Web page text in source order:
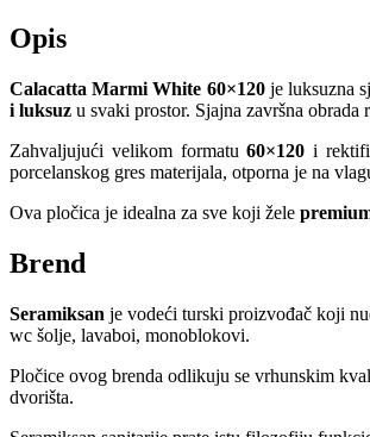
Opis
Calacatta Marmi White 60×120je luksuzna
i luksuz u svaki prostor. Sjajna završna
Zahvaljujući velikom formatu60×120 i
porcelanskog gres materijala, otporna je na
Ova pločica je idealna za sve koji žele
Brend
Seramiksan je vodeći turski proizvođač koji
wc šolje, lavaboi, monoblokovi.
Pločice ovog brenda odlikuju se vrhunskim
dvorišta.